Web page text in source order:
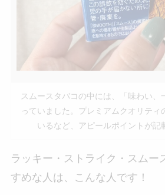
スムースタバコの中には、「味わい、
っていました。プレミアムクオリティ
いるなど、アピールポイントが記
ラッキー・ストライク・スムー
すめな人は、こんな人です！